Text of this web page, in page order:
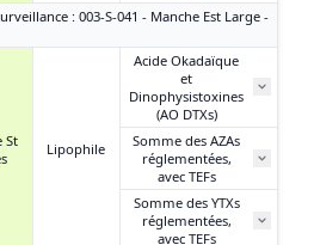
: 003-S-041 - Manche Est Large -
St
Lipophile
Acide Okadaïque
et
Dinophysistoxines
(AO DTXs)
Somme des AZAs
réglementées,
avec TEFs
Somme des YTXs
réglementées,
avec TEFs